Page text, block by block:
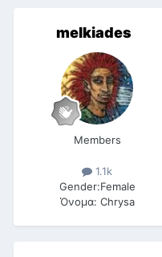
melkiades
Members
1.1k
Gender:Female
Όνομα: Chrysa